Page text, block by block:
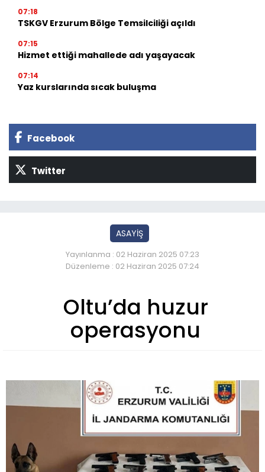
07:18
TSKGV Erzurum Bölge Temsilciliği açıldı
07:15
Hizmet ettiği mahallede adı yaşayacak
07:14
Yaz kurslarında sıcak buluşma
Facebook
Twitter
ASAYİŞ
Yayınlanma : 02 Haziran 2025 07:23
Düzenleme : 02 Haziran 2025 07:24
Oltu’da huzur
operasyonu